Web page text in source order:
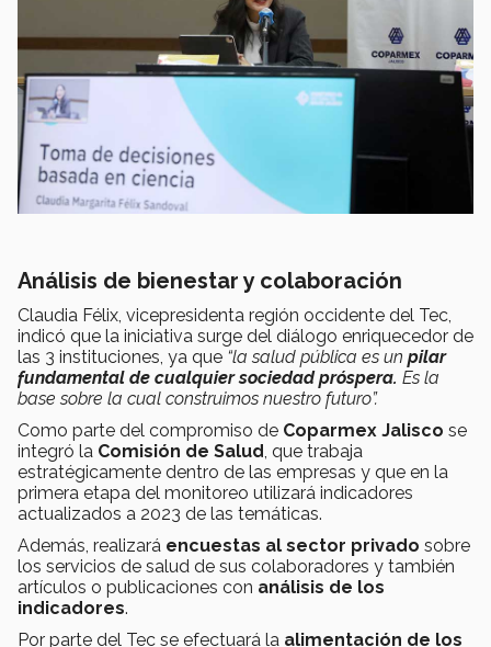
Análisis de bienestar y colaboración
Claudia Félix, vicepresidenta región occidente del Tec,
indicó que la iniciativa surge del diálogo enriquecedor de
las 3 instituciones, ya que “la salud pública es un pilar
fundamental de cualquier sociedad próspera. Es la
base sobre la cual construimos nuestro futuro”.
Como parte del compromiso de Coparmex Jalisco se
integró la Comisión de Salud, que trabaja
estratégicamente dentro de las empresas y que en la
primera etapa del monitoreo utilizará indicadores
actualizados a 2023 de las temáticas.
Además, realizará encuestas al sector privado sobre
los servicios de salud de sus colaboradores y también
artículos o publicaciones con análisis de los
indicadores.
Por parte del Tec se efectuará la alimentación de los